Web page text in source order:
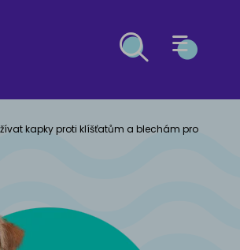
kapky proti klíšťatům a blechám pro